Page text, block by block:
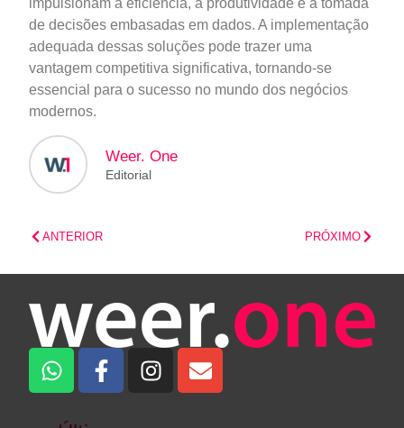
de decisões embasadas em dados. A implementação
adequada dessas soluções pode trazer uma
vantagem competitiva significativa, tornando-se
essencial para o sucesso no mundo dos negócios
modernos.
Weer. One
Editorial
ANTERIOR PRÓXIMO